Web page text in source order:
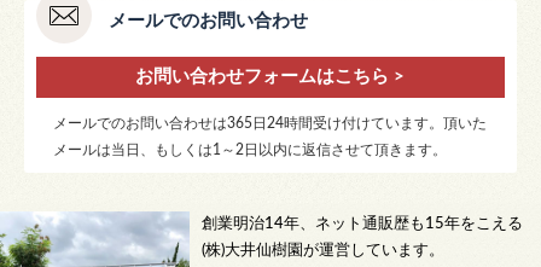
メールでのお問い合わせ
お問い合わせフォームはこちら >
メールでのお問い合わせは365日24時間受け付けています。頂いた
メールは当日、もしくは1～2日以内に返信させて頂きます。
創業明治14年、ネット通販歴も15年をこえる
(株)大井仙樹園が運営しています。